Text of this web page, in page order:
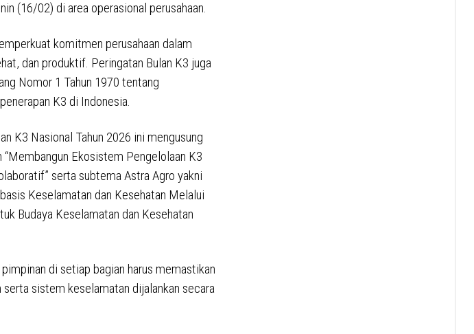
(16/02) di area operasional perusahaan.
komitmen perusahaan dalam
dan produktif. Peringatan Bulan K3 juga
Nomor 1 Tahun 1970 tentang
K3 di Indonesia.
K3 Nasional Tahun 2026 ini mengusung
Ekosistem Pengelolaan K3
serta subtema Astra Agro yakni
Keselamatan dan Kesehatan Melalui
Budaya Keselamatan dan Kesehatan
di setiap bagian harus memastikan
sistem keselamatan dijalankan secara